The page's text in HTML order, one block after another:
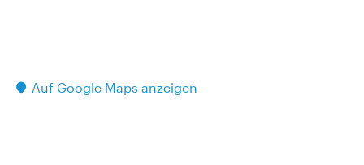
Auf Google Maps anzeigen